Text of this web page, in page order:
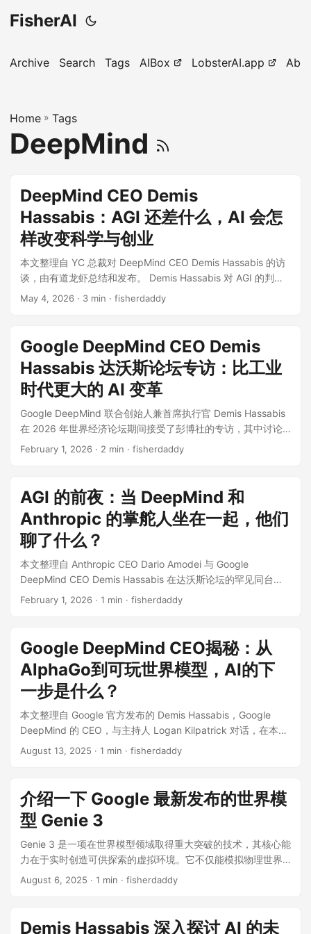
FisherAI
Archive Search Tags AIBox LobsterAI.app
Home » Tags
DeepMind
DeepMind CEO Demis
Hassabis：AGI 还差什么，AI 会怎
样改变科学与创业
本文整理自 YC 总裁对 DeepMind CEO Demis Hassabis 的访
谈，由有道龙虾总结和发布。 Demis Hassabis 对 AGI 的判断
很直接：现在这套大模型路线不是死路，预训练、RLHF、思维
学习、长期推理、记忆、一致性、智能体、科学发现。这些词
听起来像技术细节，但放在一起，其实是在回答一个更大的问
题：AI 到底什么时候从“会回答问题的模型”，变成“能主动解决
问题的系统”？ Demis Hassabis 为什么值得听 Hassabis 的经
历很少见。 他小时候是国际象棋神童，17 岁做出了热门游戏
《Theme Park》。后来他又回到学校读认知神经科学博士，研
究大脑中的记忆与想象机制。2010 年，他创办 DeepMind，给
公司的使命定得非常大：solve intelligence，解决智能。 后来
并把成果免费开放给全球科学家。Hassabis 也因此获得诺贝尔
化学奖。如今他领导 Google DeepMind，继续推动 Gemini 和
AGI。 所以当他谈 AGI 缺什么、智能体到哪一步了、AI 会怎样
改变科学时，他不是在聊概念，而是在复盘一条已经跑通过几
次的路。 AGI 不是推倒重来，但还差一两块关键拼图 主持人问
他：现在的大模型范式，包括大规模预训练、RLHF、思维链推
理，离 AGI 的最终架构还有多远？ Hassabis 的答案很克制：
这些组件大概率会是 AGI 最终架构的一部分。它们已经证明了
续学习：模型不能只靠一次训练和临时上下文，它要能把新经
验稳定地融入已有知识。 长期推理：不仅能做几步思考，还要
能跨很长时间、复杂任务持续推进。 记忆机制：不是把所有东
西塞进上下文窗口，而是知道什么该记、什么该忘、什么时候
边在简单算术或推理上翻车。 他认为，现有技术可能通过规模
化和渐进创新解决这些问题，也可能还需要“一两个大想法”。他
的判断大概是五五开。 这句话很重要。它既不是“AGI 明天就
明的取舍 今天很多模型已经有百万 token 级别的上下文窗口。
听起来很夸张，毕竟人类工作记忆也就几个数字。...
May 4, 2026 · 3 min · fisherdaddy
Google DeepMind CEO Demis
Hassabis 达沃斯论坛专访：比工业
时代更大的 AI 变革
Google DeepMind 联合创始人兼首席执行官 Demis Hassabis
在 2026 年世界经济论坛期间接受了彭博社的专访，其中讨论
了 AI 未来几年的发展，包括基础模型、实际应用和负责任的 AI
的掌门人 Demis Hassabis 显得既自信又紧迫。 这一年，对于
Google 来说，不仅是反击的一年，更是重塑自我的一年。从旧
金山到瑞士，关于 Google 是否“找回了魔力”的讨论从未停止。
面对镜头，Demis 没有回避那个著名的内部代号——“红色代码
（Code Red）”。 “过去几年，不仅是我们要夺回技术高地，更
是一场关于速度的革命。”Demis 坦言。 这篇文章将带你深入
Demis Hassabis 的大脑，探讨 Google 的绝地反击、他对中国
AI 竞争的真实看法、那个著名的 2030 年 AGI 预测，以及当人
容这是一种“创业公司般的能量”。 曾几何时，Google 被认为在
AI 浪潮中反应迟缓。但 Demis 指出，Google 和 DeepMind 在
过去十年实际上发明了现代 AI 产业所依赖的 90% 的突破性技
术——包括大名鼎鼎的 Transformer 架构和 AlphaGo 的深度强
化学习。 现在的挑战在于如何将这些积淀转化为产品。“我们将
DeepMind 和 Google 的研究部门合并，首要任务就是确保我
们的模型在所有基准测试中都达到最先进水平（State of the
Art）。”随着 Gemini 系列模型的推出，尤其是多模态能力的展
迭代的执行力。...
February 1, 2026 · 2 min · fisherdaddy
AGI 的前夜：当 DeepMind 和
Anthropic 的掌舵人坐在一起，他们
聊了什么？
本文整理自 Anthropic CEO Dario Amodei 与 Google
DeepMind CEO Demis Hassabis 在达沃斯论坛的罕见同台，
这场对话围绕 AGI 的实现时间线、AI 自我改进循环的风险、对
圈有摇滚巨星，那这大概就是“披头士”遇到了“滚石乐队”。一边
是谷歌 DeepMind 的 CEO Demis Hassabis，另一边是
Anthropic 的 CEO Dario Amodei。这一幕发生在最近的一场深
度对谈中，主题虽然叫“AGI 之后的一天”，但两人显然更关心我
们到底还要多久才能这扇大门，以及在这之前我们会不会先把
事情搞砸。 这场对话信息量极大，从极其激进的收入预测到对
芯片出口的犀利抨击，再到对人类未来的哲学思考。 1. 倒计
时：2026 年还是 2030 年？ 关于 AGI（通用人工智能）何时
或 2027 年就能出现超越诺贝尔奖得主水平的模型吗？他现在
依然坚持这个观点。 他的逻辑很简单：闭环加速。现在工程师
已经很少自己写代码了，他们是在让模型写代码。Dario 预测，
大概再过 6 到 12 个月，模型就能端到端地完成大部分软件工程
师的工作。一旦模型能高效地编写代码来改进下一代模型，这
对稳健一些。 他依然维持去年“本十年末（2030左右）”的预
你光有一个假设不行，还得去实验室做实验验证。这个物理世
February 1, 2026 · 1 min · fisherdaddy
Google DeepMind CEO揭秘：从
AlphaGo到可玩世界模型，AI的下
一步是什么？
本文整理自 Google 官方发布的 Demis Hassabis，Google
DeepMind 的 CEO，与主持人 Logan Kilpatrick 对话，在本期
节目中，你将了解到从游戏 AI 到当今思考模型的演变过程，像
向通用人工智能（AGI）的进展。 如果你觉得最近AI的发展速度
快得让人喘不过气，那你不是一个人。就连Google DeepMind
的CEO Demis Hassabis自己都开玩笑说：“我们几乎每天都在
发布新东西，快到连我们内部员工都感觉有点跟不上了。” 从能
解开国际奥数金牌难题的DeepThink，到能凭空生成可玩游戏
的Genie 3，再到其他几十个大大小小的项目，AI的浪潮一波接
一波，让人目不暇接。在这场与Demis Hassabis的对话中，我
“会思考”的AI：不只是输出答案，更是推理和规划 还记得当年
August 13, 2025 · 1 min · fisherdaddy
介绍一下 Google 最新发布的世界模
型 Genie 3
Genie 3 是一项在世界模型领域取得重大突破的技术，其核心能
力在于实时创造可供探索的虚拟环境。它不仅能模拟物理世界
和自然生态，还能构建富有想象力的虚构场景。该模型的主要
从而加速通用人工智能（AGI）的进程。Google DeepMind 强
August 6, 2025 · 1 min · fisherdaddy
Demis Hassabis 深入探讨 AI 的未